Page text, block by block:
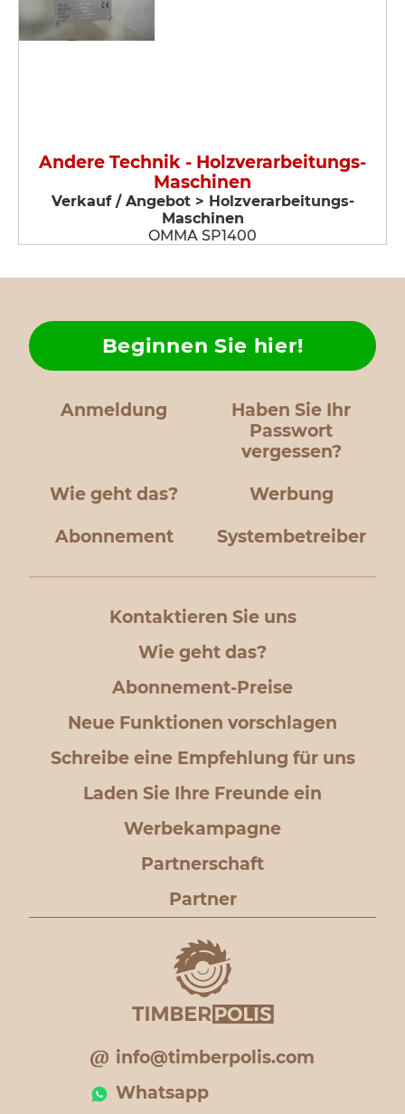
Andere Technik - Holzverarbeitungs-
Maschinen
Verkauf / Angebot > Holzverarbeitungs-
Maschinen
OMMA SP1400
Anmeldung
Haben Sie Ihr
Passwort
vergessen?
Wie geht das?
Beginnen Sie hier!
Werbung
Abonnement Systembetreiber
Kontaktieren Sie uns
Wie geht das?
Abonnement-Preise
Neue Funktionen vorschlagen
Schreibe eine Empfehlung für uns
Laden Sie Ihre Freunde ein
Werbekampagne
Partnerschaft
Partner
info@timberpolis.com
Whatsapp